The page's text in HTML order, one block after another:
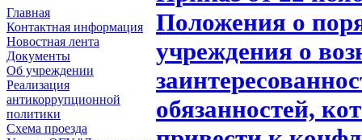
Главная
Контактная информация
Новостная лента
Документы
Об учреждении
Реализация
антикоррупционной
политики
Схема проезда
Положения о
учреждения о
обязанностей,